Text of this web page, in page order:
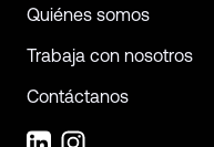
Quiénes somos
Trabaja con nosotros
Contáctanos